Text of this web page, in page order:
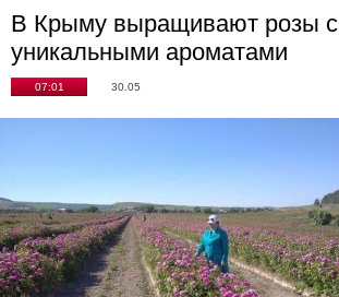
В Крыму выращивают розы с
уникальными ароматами
07:01 30.05